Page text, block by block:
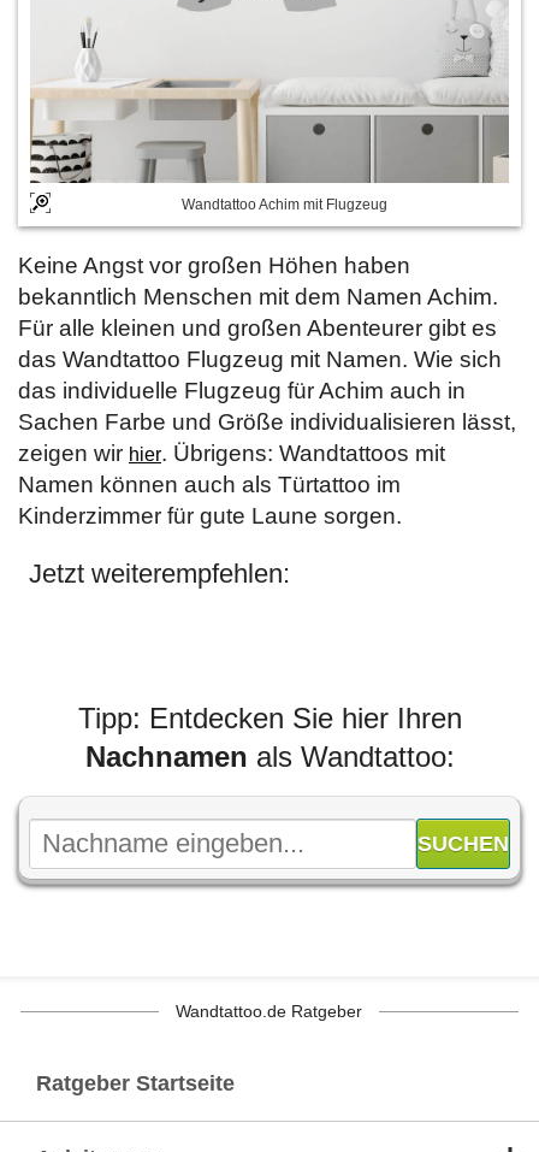
Wandtattoo Achim mit Flugzeug
Keine Angst vor großen Höhen haben
bekanntlich Menschen mit dem Namen Achim.
Für alle kleinen und großen Abenteurer gibt es
das Wandtattoo Flugzeug mit Namen. Wie sich
das individuelle Flugzeug für Achim auch in
Sachen Farbe und Größe individualisieren lässt,
zeigen wir hier. Übrigens: Wandtattoos mit
Namen können auch als Türtattoo im
Kinderzimmer für gute Laune sorgen.
Jetzt weiterempfehlen:
Tipp: Entdecken Sie hier Ihren
Nachnamen als Wandtattoo:
Wandtattoo.de Ratgeber
Ratgeber Startseite